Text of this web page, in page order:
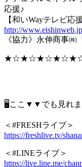
応援♪
【和いWayテレビ応
http://
《協力》永伸商事㈱
🖥ここ▼▼でも見れま
＜#FRESHライブ＞
https://freshlive.tv/
＜#LINEライブ＞
https://live.line.me/